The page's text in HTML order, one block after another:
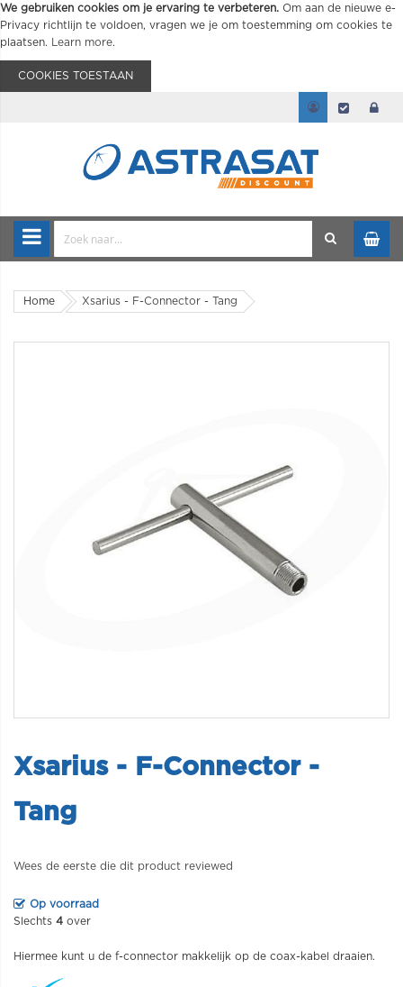
We gebruiken cookies om je ervaring te verbeteren. Om aan de nieuwe e-
Privacy richtlijn te voldoen, vragen we je om toestemming om cookies te
plaatsen.
Learn more.
COOKIES TOESTAAN
Home Xsarius - F-Connector - Tang
Xsarius - F-Connector -
Tang
Wees de eerste die dit product reviewed
Op voorraad
Slechts 4 over
Hiermee kunt u de f-connector makkelijk op de coax-kabel draaien.